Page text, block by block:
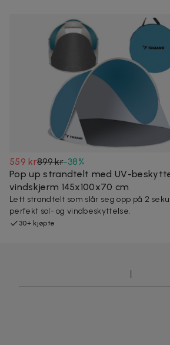
559 kr899 kr-38%
Pop up strandtelt med UV-
vindskjerm 145x100x70 cm
Lett strandtelt som slår seg opp på 2
perfekt sol- og vindbeskyttelse.
30+ kjøpte